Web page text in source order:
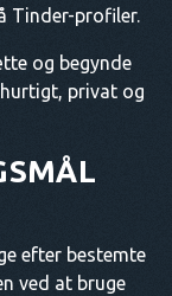
Tinder-profiler.
og begynde
privat og
efter bestemte
ved at bruge